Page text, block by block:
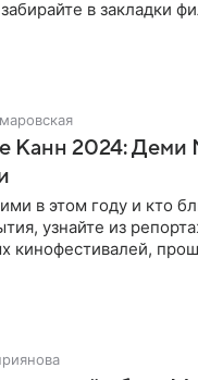
Канн 2024: Деми
в этом году и кто
узнайте из
кинофестивалей,